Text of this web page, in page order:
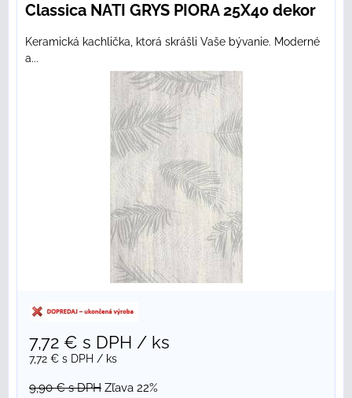
Classica NATI GRYS PIORA 25X40 dekor
Keramická kachlička, ktorá skrášli Vaše bývanie. Moderné
a...
7,72 € s DPH / ks
7,72 € s DPH / ks
9,90 €s DPH Zľava 22%